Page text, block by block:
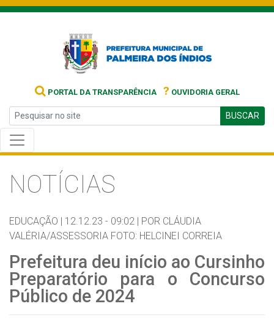
PORTAL DA TRANSPARÊNCIA ? OUVIDORIA GERAL
BUSCAR
NOTÍCIAS
EDUCAÇÃO | 12.12.23 - 09:02 | POR CLÁUDIA
VALÉRIA/ASSESSORIA FOTO: HELCINEI CORREIA
Prefeitura deu início ao Cursinho
Preparatório para o Concurso
Público de 2024